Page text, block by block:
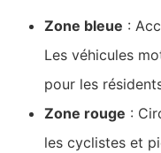
Zone bleue :
Les véhicules
pour les
Zone rouge :
les cyclistes et